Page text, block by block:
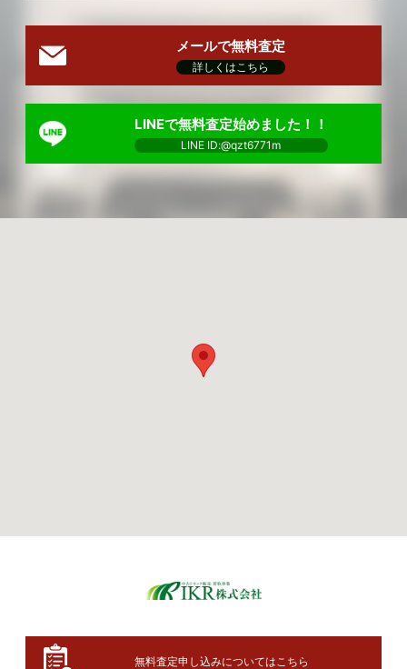
メールで無料査定
詳しくはこちら
LINEで無料査定始めました！！
LINE ID:@qzt6771m
無料査定申し込みについてはこちら